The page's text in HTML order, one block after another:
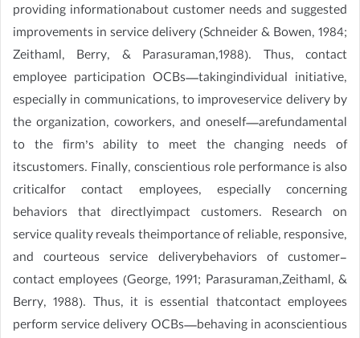
providing informationabout customer needs and suggested
improvements in service delivery (Schneider & Bowen, 1984;
Zeithaml, Berry, & Parasuraman,1988). Thus, contact
employee participation OCBs—takingindividual initiative,
especially in communications, to improveservice delivery by
the organization, coworkers, and oneself—arefundamental
to the firm’s ability to meet the changing needs of
itscustomers. Finally, conscientious role performance is also
criticalfor contact employees, especially concerning
behaviors that directlyimpact customers. Research on
service quality reveals theimportance of reliable, responsive,
and courteous service deliverybehaviors of customer-
contact employees (George, 1991; Parasuraman,Zeithaml, &
Berry, 1988). Thus, it is essential thatcontact employees
perform service delivery OCBs—behaving in aconscientious